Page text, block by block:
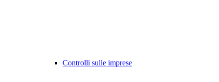
Controlli sulle imprese